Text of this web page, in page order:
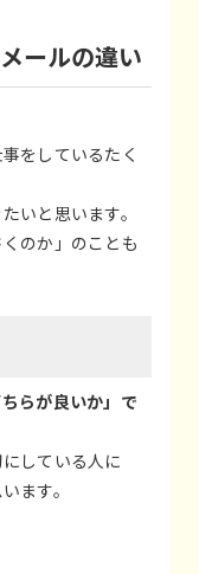
ールの違い
をしているたく
いと思います。
のか」のことも
らが良いか」で
している人に
ます。